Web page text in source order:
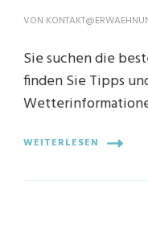
VON
Sie suchen die
finden Sie Tipps
WEITERLESEN